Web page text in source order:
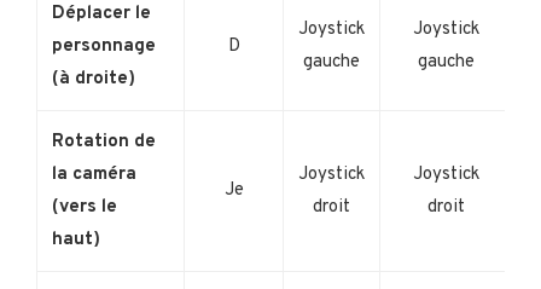
Déplacer le
personnage
(à droite)
D
Joystick
gauche
Joystick
gauche
Rotation de
la caméra
(vers le
haut)
Je
Joystick
droit
Joystick
droit